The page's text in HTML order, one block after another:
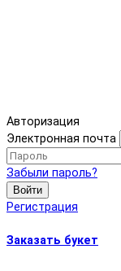
Авторизация
Электронная почта
Забыли пароль?
Войти
Регистрация
Заказать букет